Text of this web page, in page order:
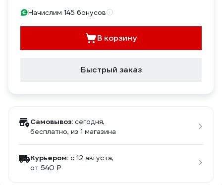
Начислим 145 бонусов
В корзину
Быстрый заказ
Самовывоз: сегодня,
бесплатно, из 1 магазина
Курьером: c 12 августа,
от 540 ₽